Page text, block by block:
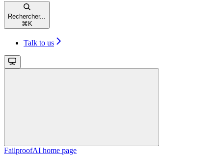
Rechercher...
⌘ K
Talk to us
FailproofAI home page